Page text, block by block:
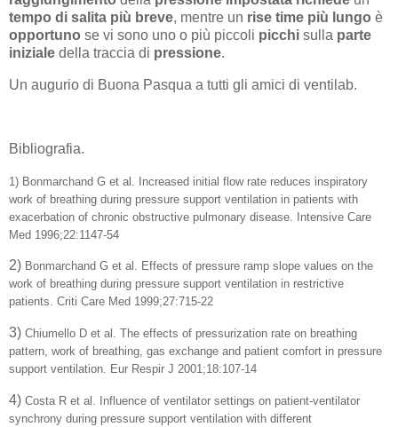
tempo di salita più breve, mentre un rise time più lungo è
opportuno se vi sono uno o più piccoli picchi sulla parte
iniziale della traccia di pressione.
Un augurio di Buona Pasqua a tutti gli amici di ventilab.
Bibliografia.
1) Bonmarchand G et al. Increased initial flow rate reduces inspiratory
work of breathing during pressure support ventilation in patients with
exacerbation of chronic obstructive pulmonary disease. Intensive Care
Med 1996;22:1147-54
2) Bonmarchand G et al. Effects of pressure ramp slope values on the
work of breathing during pressure support ventilation in restrictive
patients. Criti Care Med 1999;27:715-22
3) Chiumello D et al. The effects of pressurization rate on breathing
pattern, work of breathing, gas exchange and patient comfort in pressure
support ventilation. Eur Respir J 2001;18:107-14
4) Costa R et al.
Influence of ventilator settings on patient-ventilator
synchrony during pressure support ventilation with different